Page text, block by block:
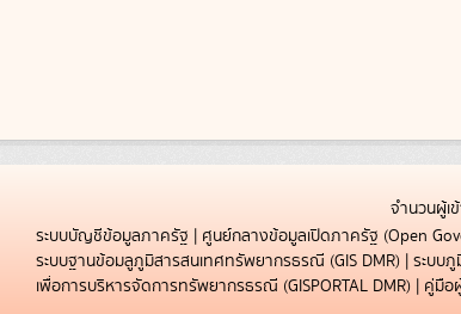
จำนวนผู้เ
ระบบบัญชีข้อมูลภาครัฐ | ศูนย์กลางข้อมูลเปิดภาครัฐ (Open
ระบบฐานข้อมลูภูมิสารสนเทศทรัพยากรธรณี (GIS DMR) | ระบบ
เพื่อการบริหารจัดการทรัพยากรธรณี (GISPORTAL DMR) | คู่มือ